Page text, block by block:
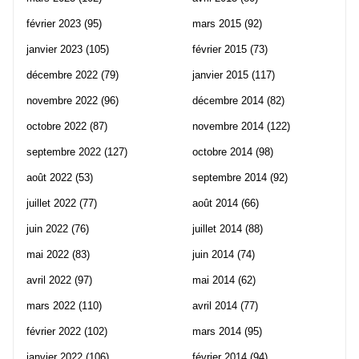
février 2023 (95)
janvier 2023 (105)
décembre 2022 (79)
novembre 2022 (96)
octobre 2022 (87)
septembre 2022 (127)
août 2022 (53)
juillet 2022 (77)
juin 2022 (76)
mai 2022 (83)
avril 2022 (97)
mars 2022 (110)
février 2022 (102)
mars 2015 (92)
février 2015 (73)
janvier 2015 (117)
décembre 2014 (82)
novembre 2014 (122)
octobre 2014 (98)
septembre 2014 (92)
août 2014 (66)
juillet 2014 (88)
juin 2014 (74)
mai 2014 (62)
avril 2014 (77)
mars 2014 (95)